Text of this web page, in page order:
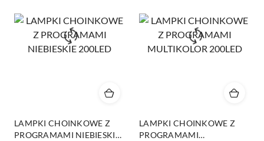
LAMPKI CHOINKOWE Z
PROGRAMAMI NIEBIESKIE
LAMPKI CHOINKOWE Z
PROGRAMAMI